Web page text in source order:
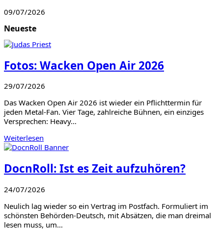
09/07/2026
Neueste
Fotos: Wacken Open Air 2026
29/07/2026
Das Wacken Open Air 2026 ist wieder ein Pflichttermin für
jeden Metal-Fan. Vier Tage, zahlreiche Bühnen, ein einziges
Versprechen: Heavy…
Weiterlesen
DocnRoll: Ist es Zeit aufzuhören?
24/07/2026
Neulich lag wieder so ein Vertrag im Postfach. Formuliert im
schönsten Behörden-Deutsch, mit Absätzen, die man dreimal
lesen muss, um…